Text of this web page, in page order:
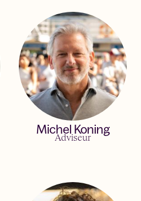
Michel Koning
Adviseur